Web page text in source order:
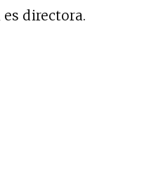
es directora.